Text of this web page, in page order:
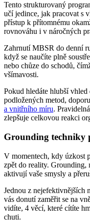
Tento strukturovaný
učí jedince, jak pracovat s
přístup k přítomnému
rovnováhu i v náročných
Zahrnutí MBSR do denní
když se naučíte plně
nebo chůze do schodů,
všímavosti.
Pokud hledáte hlubší
podložených metod,
a vnitřního míru.
zlepšuje celkovou reakci
Grounding techniky
V momentech, kdy úzkost
zpět do reality. Grounding,
aktivují vaše smysly a
Jednou z nejefektivnějších
vás donutí zaměřit se na
vidíte, 4 věcí, které cítíte
chuti.